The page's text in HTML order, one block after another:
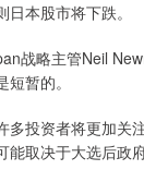
本股市将下跌。
略主管Neil
暂的。
投资者将更加关注
取决于大选后政府